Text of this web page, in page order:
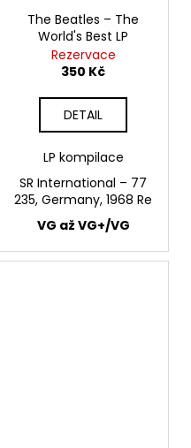
The Beatles – The
World's Best LP
Rezervace
350 Kč
DETAIL
LP kompilace
SR International – 77
235, Germany, 1968 Re
VG až VG+/VG